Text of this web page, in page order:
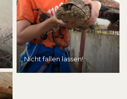
Nicht fallen lassen!